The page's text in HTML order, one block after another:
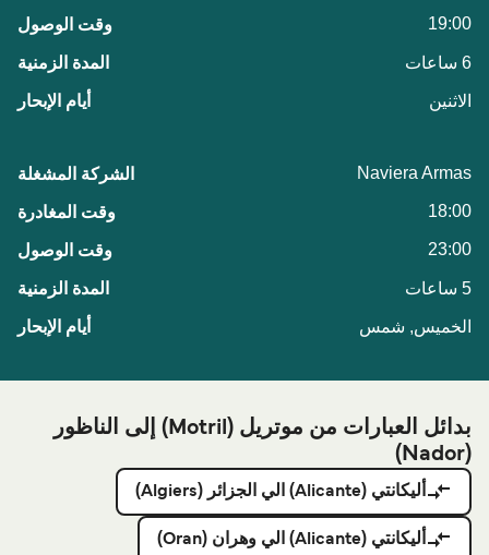
19:00
6 ساعات
الاثنين
Naviera Armas
18:00
23:00
5 ساعات
الخميس, شمس
بدائل العبارات من موتريل (Motril) إلى الناظور
(Nador)
أليكانتي (Alicante) الي الجزائر (Algiers)
أليكانتي (Alicante) الي وهران (Oran)